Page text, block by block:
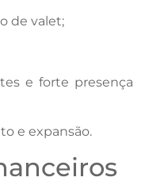
de valet;
e forte presença
e expansão.